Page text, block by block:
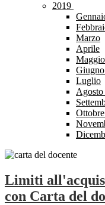
2019
Marzo
Aprile
Maggio
Giugno
Luglio
Agosto
Ottobre
Limiti
con Carta del